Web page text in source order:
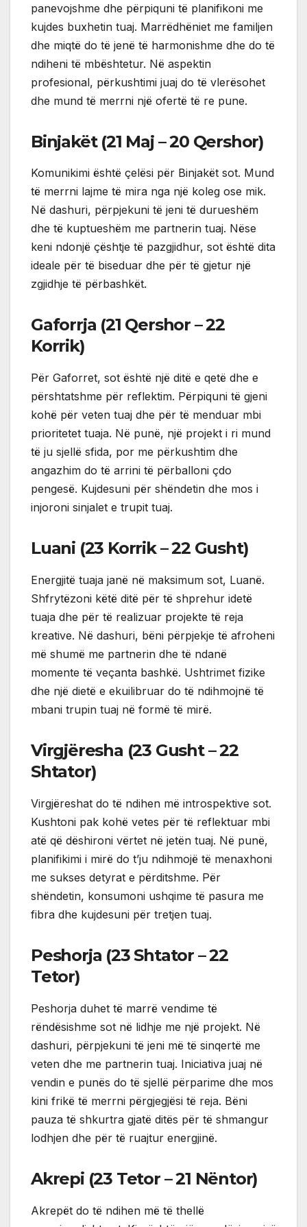
panevojshme dhe përpiquni të planifikoni me
kujdes buxhetin tuaj. Marrëdhëniet me familjen
dhe miqtë do të jenë të harmonishme dhe do të
ndiheni të mbështetur. Në aspektin
profesional, përkushtimi juaj do të vlerësohet
dhe mund të merrni një ofertë të re pune.
Binjakët (21 Maj – 20 Qershor)
Komunikimi është çelësi për Binjakët sot. Mund
të merrni lajme të mira nga një koleg ose mik.
Në dashuri, përpjekuni të jeni të durueshëm
dhe të kuptueshëm me partnerin tuaj. Nëse
keni ndonjë çështje të pazgjidhur, sot është dita
ideale për të biseduar dhe për të gjetur një
zgjidhje të përbashkët.
Gaforrja (21 Qershor – 22
Korrik)
Për Gaforret, sot është një ditë e qetë dhe e
përshtatshme për reflektim. Përpiquni të gjeni
kohë për veten tuaj dhe për të menduar mbi
prioritetet tuaja. Në punë, një projekt i ri mund
të ju sjellë sfida, por me përkushtim dhe
angazhim do të arrini të përballoni çdo
pengesë. Kujdesuni për shëndetin dhe mos i
injoroni sinjalet e trupit tuaj.
Luani (23 Korrik – 22 Gusht)
Energjitë tuaja janë në maksimum sot, Luanë.
Shfrytëzoni këtë ditë për të shprehur idetë
tuaja dhe për të realizuar projekte të reja
kreative. Në dashuri, bëni përpjekje të afroheni
më shumë me partnerin dhe të ndanë
momente të veçanta bashkë. Ushtrimet fizike
dhe një dietë e ekuilibruar do të ndihmojnë të
mbani trupin tuaj në formë të mirë.
Virgjëresha (23 Gusht – 22
Shtator)
Virgjëreshat do të ndihen më introspektive sot.
Kushtoni pak kohë vetes për të reflektuar mbi
atë që dëshironi vërtet në jetën tuaj. Në punë,
planifikimi i mirë do t’ju ndihmojë të menaxhoni
me sukses detyrat e përditshme. Për
shëndetin, konsumoni ushqime të pasura me
fibra dhe kujdesuni për tretjen tuaj.
Peshorja (23 Shtator – 22
Tetor)
Peshorja duhet të marrë vendime të
rëndësishme sot në lidhje me një projekt. Në
dashuri, përpjekuni të jeni më të sinqertë me
veten dhe me partnerin tuaj. Iniciativa juaj në
vendin e punës do të sjellë përparime dhe mos
kini frikë të merrni përgjegjësi të reja. Bëni
pauza të shkurtra gjatë ditës për të shmangur
lodhjen dhe për të ruajtur energjinë.
Akrepi (23 Tetor – 21 Nëntor)
Akrepët do të ndihen më të thellë